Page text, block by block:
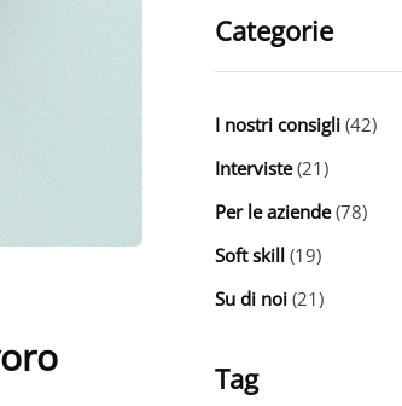
Categorie
I nostri consigli (42)
Interviste(21)
Per le aziende(78)
Soft skill (19)
Su di noi (21)
Tag